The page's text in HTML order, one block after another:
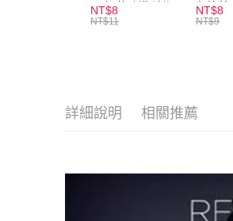
炎 抑菌除蟎 清潔
護膚 去油去痘 寵
NT$8
NT$11
色筆芯
NT$8
NT$9
詳細說明 相關推薦